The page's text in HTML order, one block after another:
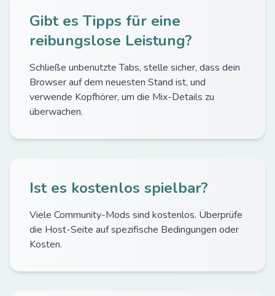
Gibt es Tipps für eine
reibungslose Leistung?
Schließe unbenutzte Tabs, stelle sicher, dass dein
Browser auf dem neuesten Stand ist, und
verwende Kopfhörer, um die Mix-Details zu
überwachen.
Ist es kostenlos spielbar?
Viele Community-Mods sind kostenlos. Überprüfe
die Host-Seite auf spezifische Bedingungen oder
Kosten.